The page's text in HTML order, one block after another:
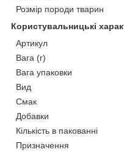
Розмір породи тварин
Користувальницькі
Артикул
Вага (г)
Вага упаковки
Вид
Смак
Добавки
Кількість в пакованні
Призначення